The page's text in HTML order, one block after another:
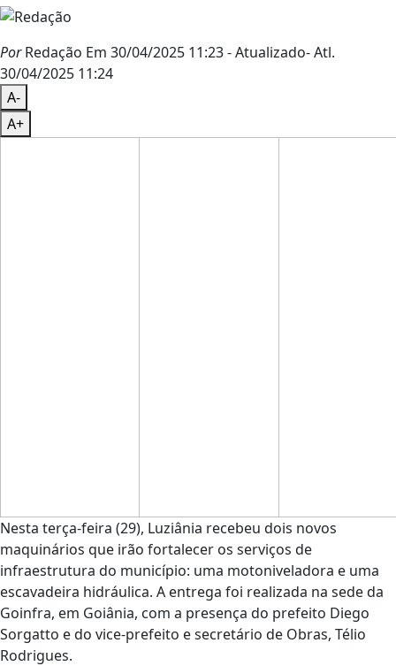
PorRedação Em 30/04/2025 11:23- Atualizado- Atl.
30/04/2025 11:24
A-
A+
Nesta terça-feira (29), Luziânia recebeu dois novos
maquinários que irão fortalecer os serviços de
infraestrutura do município: uma motoniveladora e uma
escavadeira hidráulica. A entrega foi realizada na sede da
Goinfra, em Goiânia, com a presença do prefeito Diego
Sorgatto e do vice-prefeito e secretário de Obras, Télio
Rodrigues.